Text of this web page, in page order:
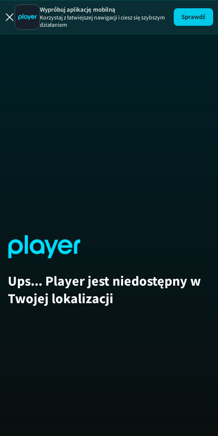
Eks-tra
Wypróbuj aplikację mobilną
Korzystaj z łatwiejszej nawigacji i ciesz się szybszym
działaniem
Sprawdź
Ups... Player jest niedostępny w
Twojej lokalizacji